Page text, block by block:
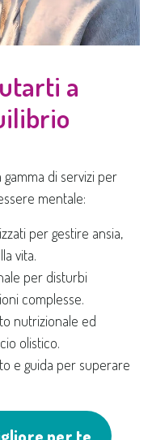
a
gamma di servizi per
mentale:
per gestire ansia,
vita.
per disturbi
complesse.
nutrizionale ed
olistico.
e guida per superare